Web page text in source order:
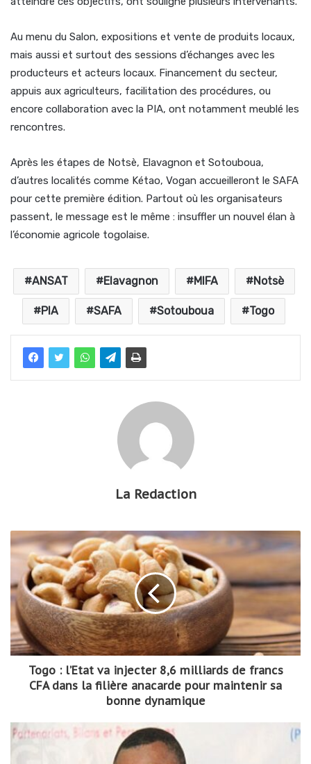
Au menu du Salon, expositions et vente de produits locaux,
mais aussi et surtout des sessions d’échanges avec les
producteurs et acteurs locaux. Financement du secteur,
appuis aux agriculteurs, facilitation des procédures, ou
encore collaboration avec la PIA, ont notamment meublé les
rencontres.
Après les étapes de Notsè, Elavagnon et Sotouboua,
d’autres localités comme Kétao, Vogan accueilleront le SAFA
pour cette première édition. Partout où les organisateurs
passent, le message est le même : insuffler un nouvel élan à
l’économie agricole togolaise.
ANSAT Elavagnon MIFA Notsè
PIA SAFA Sotouboua Togo
La Redaction
Togo : l’Etat va injecter 8,6 milliards de francs
CFA dans la filière anacarde pour maintenir sa
bonne dynamique